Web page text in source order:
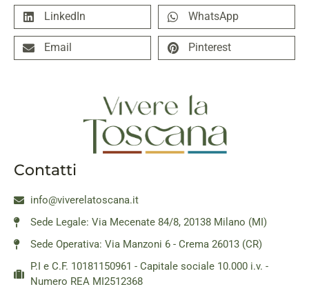
LinkedIn WhatsApp
Email Pinterest
Contatti
info@viverelatoscana.it
Sede Legale: Via Mecenate 84/8, 20138 Milano (MI)
Sede Operativa: Via Manzoni 6 - Crema 26013 (CR)
P.I e C.F. 10181150961 - Capitale sociale 10.000 i.v. -
Numero REA MI2512368